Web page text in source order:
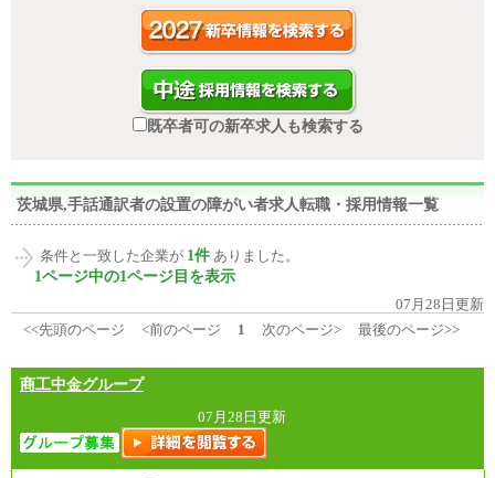
既卒者可の新卒求人も検索する
茨城県,手話通訳者の設置の障がい者求人転職・採用情報一覧
条件と一致した企業が 1件 ありました。
1ページ中の1ページ目を表示
07月28日更新
<<先頭のページ
<前のページ 1 次のページ> 最後のページ>>
商工中金グループ
07月28日更新